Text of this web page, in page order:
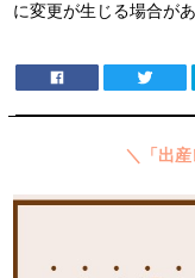
に変更が生じる場合があ
＼「出